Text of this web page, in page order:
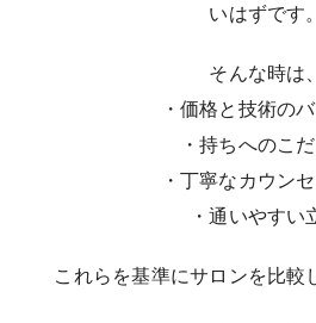
いはずです。
そんな時は、
・価格と技術の
・持ちへのこ
・丁寧なカウン
・通いやすい
これらを基準にサロンを比較